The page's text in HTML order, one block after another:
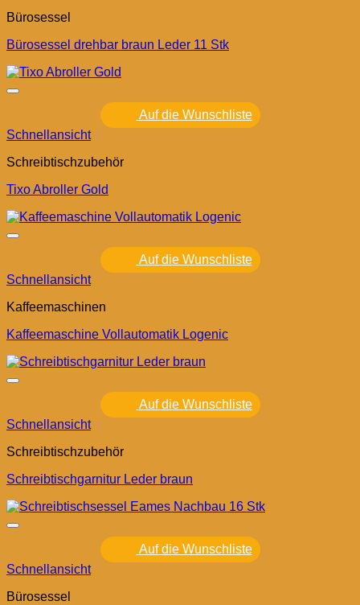
Bürosessel
Bürosessel drehbar braun Leder 11 Stk
Auf die Wunschliste
Schnellansicht
Schreibtischzubehör
Tixo Abroller Gold
Auf die Wunschliste
Schnellansicht
Kaffeemaschinen
Kaffeemaschine Vollautomatik Logenic
Auf die Wunschliste
Schnellansicht
Schreibtischzubehör
Schreibtischgarnitur Leder braun
Auf die Wunschliste
Schnellansicht
Bürosessel